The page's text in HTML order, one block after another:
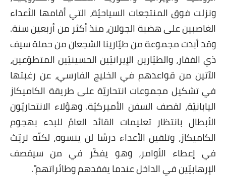
ونزلت فوق المنتجعات السياحيّة، التي أقامها الأعداء
الغاصبين على هضبة الجولان، منذ أكثر من أربعين سنة.
وقد أبدت مجموعة من طيّارينا الشجعان من حملة سيف
ذي الفقار، والطيّارين الإيرانيّين الحسينيّين المتطوّعين،
الآتين من قواعدهم في الخليج الفارسي، عن رغبتها
في تشكيل مجموعات انتحاريّة على طريقة الكاميكاز
اليابانيّة، لقصف السفن الأميركيّة. وهؤلاء الانتحاريّون
الأبطال بانتظار تعليمات القائد العامّ للبدء بهجوم
الكاميكاز، وتلقين الأعداء درسًا لن ينسوه، لكنّه تريّث
في إعطاء الأوامر، وهو يفكّر في من سيقصف
الإرهابيّين في الداخل عندما يفقدهم وطائراتهم".